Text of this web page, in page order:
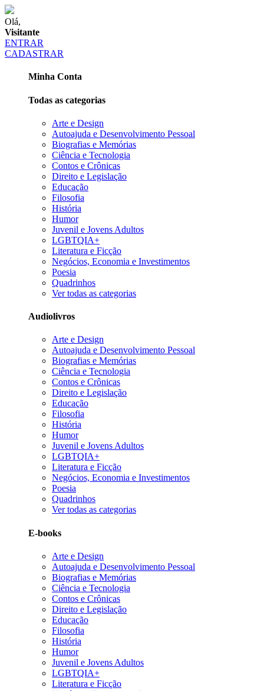
Olá,
Visitante
ENTRAR
CADASTRAR
Minha Conta
Todas as categorias
Arte e Design
Autoajuda e Desenvolvimento Pessoal
Biografias e Memórias
Ciência e Tecnologia
Contos e Crônicas
Direito e Legislação
Educação
Filosofia
História
Humor
Juvenil e Jovens Adultos
LGBTQIA+
Literatura e Ficção
Negócios, Economia e Investimentos
Poesia
Quadrinhos
Ver todas as categorias
Audiolivros
Arte e Design
Autoajuda e Desenvolvimento Pessoal
Biografias e Memórias
Ciência e Tecnologia
Contos e Crônicas
Direito e Legislação
Educação
Filosofia
História
Humor
Juvenil e Jovens Adultos
LGBTQIA+
Literatura e Ficção
Negócios, Economia e Investimentos
Poesia
Quadrinhos
Ver todas as categorias
E-books
Arte e Design
Autoajuda e Desenvolvimento Pessoal
Biografias e Memórias
Ciência e Tecnologia
Contos e Crônicas
Direito e Legislação
Educação
Filosofia
História
Humor
Juvenil e Jovens Adultos
LGBTQIA+
Literatura e Ficção